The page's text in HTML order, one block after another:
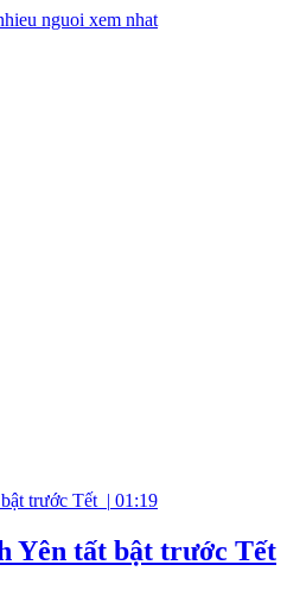
| 01:19
Yên tất bật trước Tết